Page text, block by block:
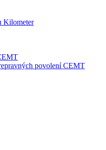
Kilometer
povolení CEMT